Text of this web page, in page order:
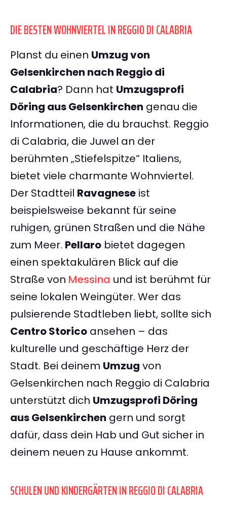
DIE BESTEN WOHNVIERTEL IN REGGIO DI CALABRIA
Planst du einen Umzug von
Gelsenkirchen nach Reggio di
Calabria? Dann hat Umzugsprofi
Döring aus Gelsenkirchen genau die
Informationen, die du brauchst. Reggio
di Calabria, die Juwel an der
berühmten „Stiefelspitze“ Italiens,
bietet viele charmante Wohnviertel.
Der Stadtteil Ravagnese ist
beispielsweise bekannt für seine
ruhigen, grünen Straßen und die Nähe
zum Meer. Pellaro bietet dagegen
einen spektakulären Blick auf die
Straße von Messina und ist berühmt für
seine lokalen Weingüter. Wer das
pulsierende Stadtleben liebt, sollte sich
Centro Storico ansehen – das
kulturelle und geschäftige Herz der
Stadt. Bei deinem Umzug von
Gelsenkirchen nach Reggio di Calabria
unterstützt dich Umzugsprofi Döring
aus Gelsenkirchen gern und sorgt
dafür, dass dein Hab und Gut sicher in
deinem neuen zu Hause ankommt.
SCHULEN UND KINDERGÄRTEN IN REGGIO DI CALABRIA